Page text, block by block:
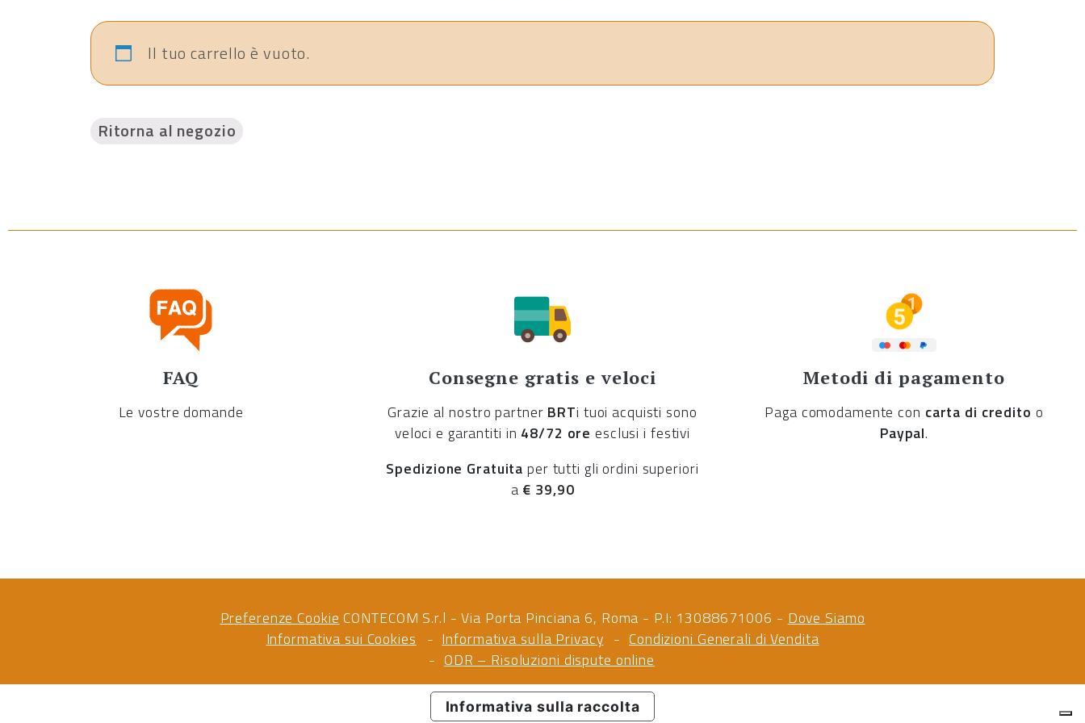
Il tuo carrello è vuoto.
Ritorna al negozio
FAQ
Le vostre domande
Consegne gratis e veloci
Grazie al nostro partner BRTi tuoi acquisti sono
veloci e garantiti in 48/72 ore esclusi i festivi
Spedizione Gratuita per tutti gli ordini superiori
a € 39,90
Metodi di pagamento
Paga comodamente con carta di credito o
Paypal.
Preferenze Cookie CONTECOM S.r.l - Via Porta Pinciana 6, Roma - P.I: 13088671006 - Dove Siamo
Informativa sui Cookies
Informativa sulla Privacy
Condizioni Generali di Vendita
ODR – Risoluzioni dispute online
Informativa sulla raccolta